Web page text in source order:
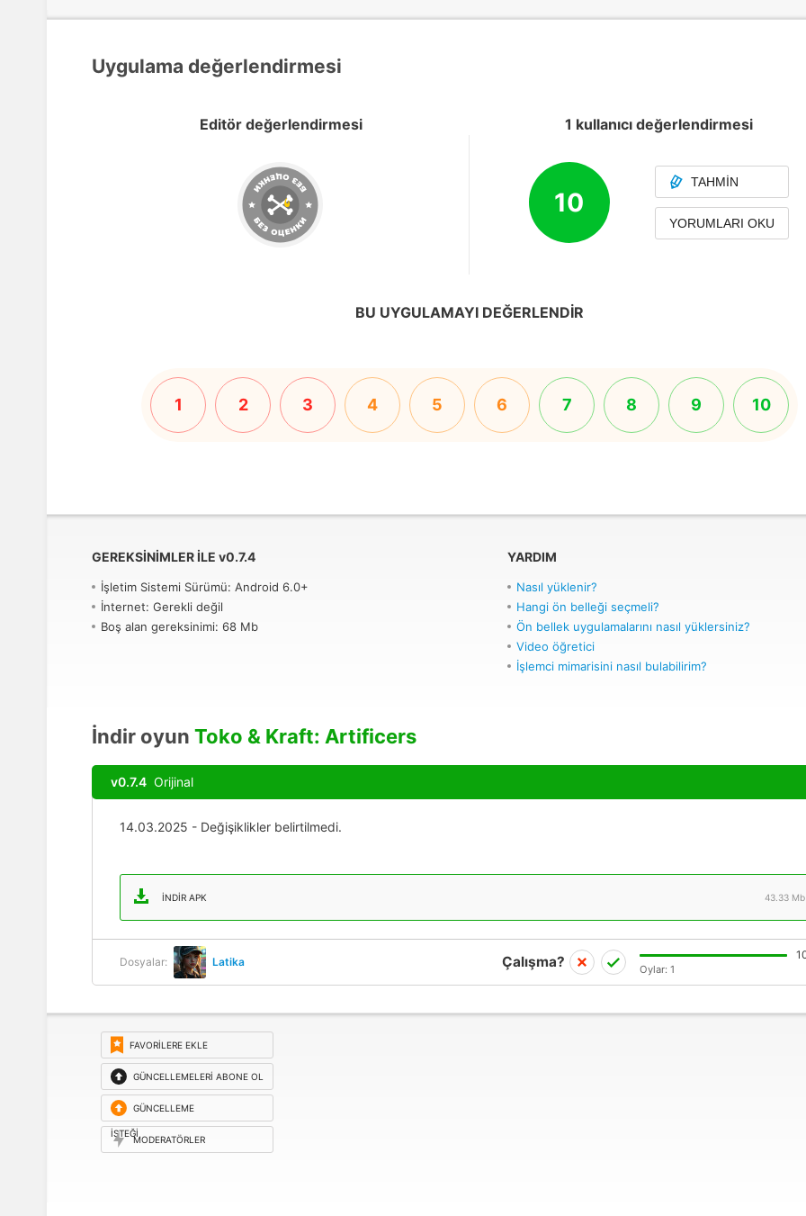
Uygulama değerlendirmesi
Editör değerlendirmesi 1 kullanıcı değerlendirmesi
10
TAHMIN
YORUMLARI OKU
BU UYGULAMAYI DEĞERLENDIR
1 2 3 4 5 6 7 8 9 10
GEREKSINIMLER ILE v0.7.4
İşletim Sistemi Sürümü: Android 6.0+
İnternet: Gerekli değil
Boş alan gereksinimi: 68 Mb
YARDIM
Nasıl yüklenir?
Hangi ön belleği seçmeli?
Ön bellek uygulamalarını nasıl yüklersiniz?
Video öğretici
İşlemci mimarisini nasıl bulabilirim?
İndir oyun Toko & Kraft: Artificers
v0.7.4 Orijinal
14.03.2025 - Değişiklikler belirtilmedi.
İNDIR APK 43.33 Mb
Dosyalar: Latika Çalışma? Oylar: 1
FAVORILERE EKLE
GÜNCELLEMELERI ABONE OL
GÜNCELLEME
ISTEĞI
MODERATÖRLER